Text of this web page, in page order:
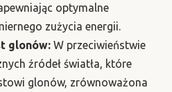
optymalne
zużycia energii.
glonów: W przeciwieństwie
źródeł światła, które
glonów, zrównoważona